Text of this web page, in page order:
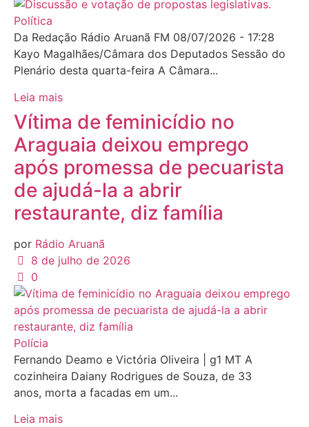
Política
Da Redação Rádio Aruanã FM 08/07/2026 - 17:28
Kayo Magalhães/Câmara dos Deputados Sessão do
Plenário desta quarta-feira A Câmara...
Leia mais
Vítima de feminicídio no
Araguaia deixou emprego
após promessa de pecuarista
de ajudá-la a abrir
restaurante, diz família
por Rádio Aruanã
8 de julho de 2026
0
Polícia
Fernando Deamo e Victória Oliveira | g1 MT A
cozinheira Daiany Rodrigues de Souza, de 33
anos, morta a facadas em um...
Leia mais